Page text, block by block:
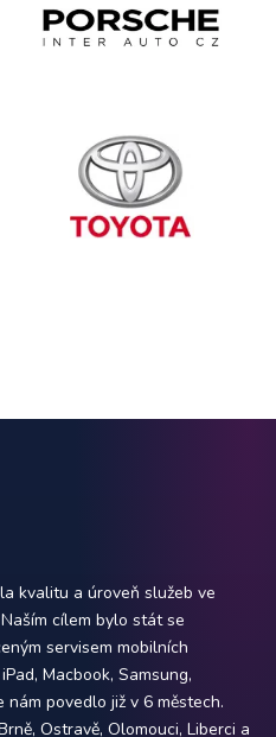
kvalitu a úroveň služeb ve
cílem bylo stát se
servisem mobilních
Macbook, Samsung,
povedlo již v 6 městech.
Ostravě, Olomouci, Liberci a